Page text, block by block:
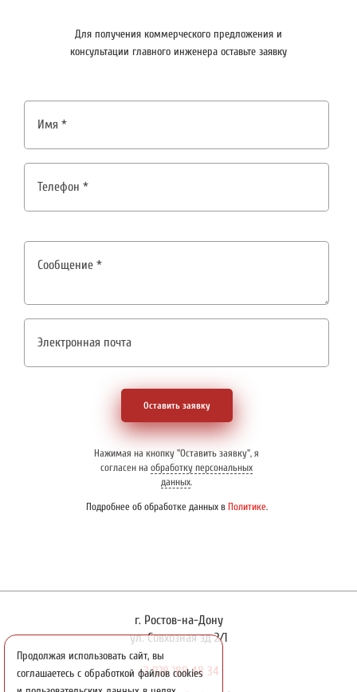
Для получения коммерческого предложения и
консультации главного инженера оставьте заявку
Оставить заявку
Нажимая на кнопку "Оставить заявку", я
согласен на обработку персональных
данных.
Подробнее об обработке данных в Политике.
г. Ростов-на-Дону
ул. Совхозная зд 2/1
+7 928 188 48 34
Продолжая использовать сайт, вы
соглашаетесь с обработкой файлов cookies